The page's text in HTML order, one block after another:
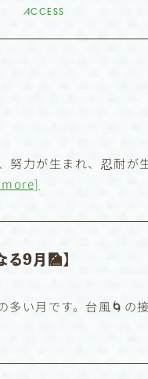
ACCESS
力が生まれ、忍耐が
る9月🎑】
多い月です。台風🌀の